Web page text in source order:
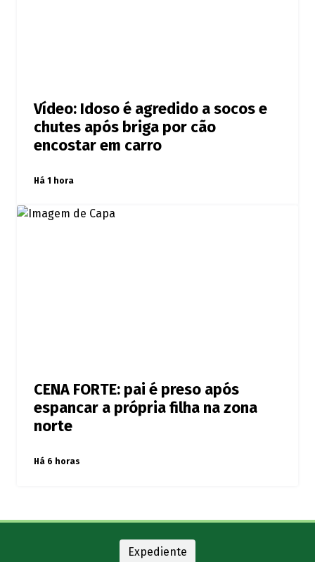
Vídeo: Idoso é agredido a socos e
chutes após briga por cão
encostar em carro
Há 1 hora
CENA FORTE: pai é preso após
espancar a própria filha na zona
norte
Há 6 horas
Expediente